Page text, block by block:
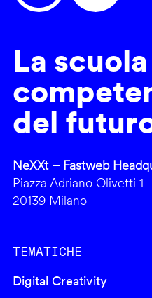
La
del
NeXXt – Fastweb
Piazza Adriano Olivetti 1
20139 Milano
TEMATICHE
Digital Creativity